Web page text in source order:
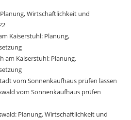
Wirtschaftlichkeit und
Kaiserstuhl: Planung,
am Kaiserstuhl: Planung,
vom Sonnenkaufhaus prüfen lassen
vom Sonnenkaufhaus prüfen
Planung, Wirtschaftlichkeit und